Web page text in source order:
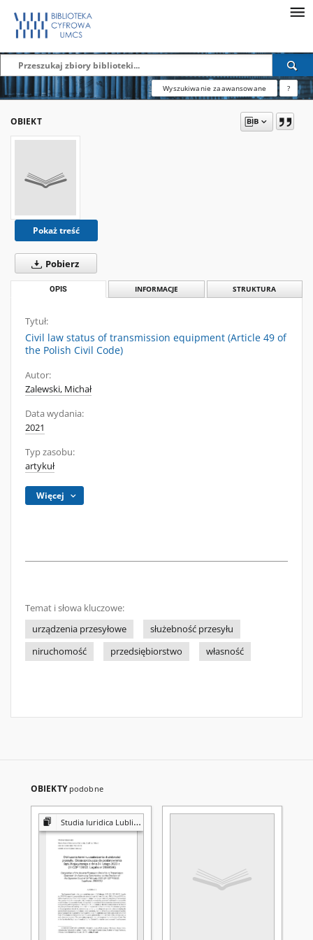
Wyszukiwanie zaawansowane ?
OBIEKT
Pokaż treść
Pobierz
OPIS INFORMACJE STRUKTURA
Tytuł:
Civil law status of transmission equipment (Article 49 of
the Polish Civil Code)
Autor:
Zalewski, Michał
Data wydania:
2021
Typ zasobu:
artykuł
Więcej
Temat i słowa kluczowe:
urządzenia przesyłowe
służebność przesyłu
niruchomość
przedsiębiorstwo własność
OBIEKTY podobne
Studia Iuridica Lublinensia